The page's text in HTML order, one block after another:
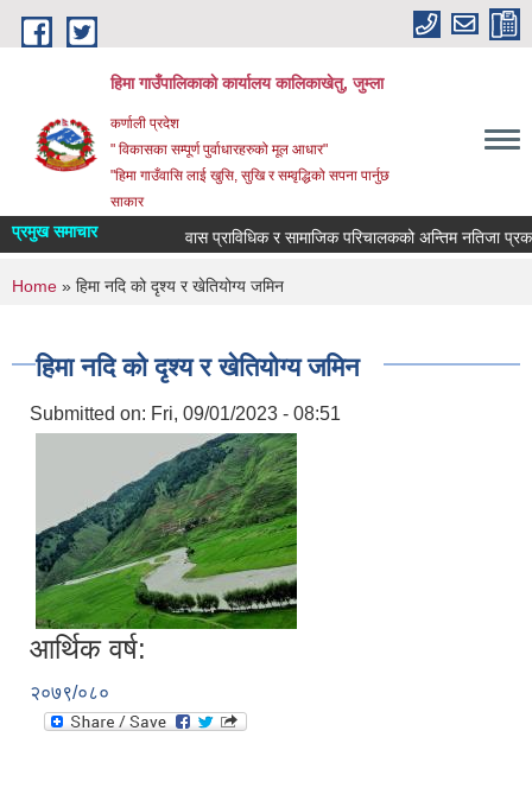
Skip to main content
हिमा गाउँपालिकाकाे कार्यालय कालिकाखेतु, जुम्ला
कर्णाली प्रदेश
" विकासका सम्पूर्ण पुर्वाधारहरुको मूल आधार"
"हिमा गाउँवासि लाई खुसि, सुखि र सम्वृद्धिको सपना पार्नुछ
साकार
प्रमुख समाचार वास प्राविधिक र सामाजिक परिचालकको अन्तिम नतिजा
You are here
Home » हिमा नदि को दृश्य र खेतियोग्य जमिन
हिमा नदि को दृश्य र खेतियोग्य जमिन
Submitted on: Fri, 09/01/2023 - 08:51
आर्थिक वर्ष:
२०७९/०८०